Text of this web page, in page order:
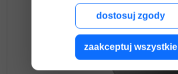
dostosuj zgody
zaakceptuj wszystkie